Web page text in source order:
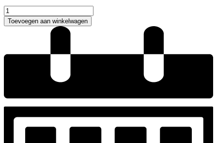
Abrazi
T1-
RND2
Toevoegen aan winkelwagen